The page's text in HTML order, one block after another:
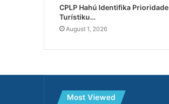
CPLP Hahú Identifika Prioridade
Turístiku…
August 1, 2026
Most Viewed